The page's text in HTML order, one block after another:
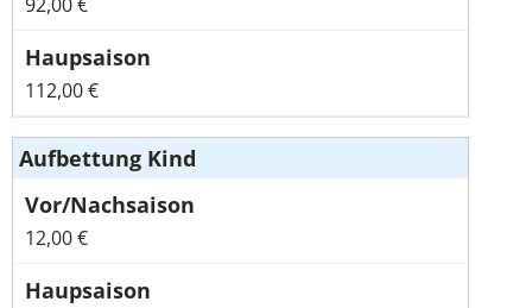
112,00 €
Aufbettung Kind
12,00 €